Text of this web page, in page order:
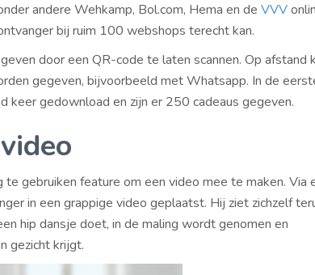
andere Wehkamp, Bol.com, Hema en de VVV
bij ruim 100 webshops terecht kan.
door een QR-code te laten scannen. Op afstand
gegeven, bijvoorbeeld met Whatsapp. In de
keer gedownload en zijn er 250 cadeaus gegeven.
te gebruiken feature om een video mee te maken. Via
in een grappige video geplaatst. Hij ziet zichzelf
hip dansje doet, in de maling wordt genomen en
gezicht krijgt.